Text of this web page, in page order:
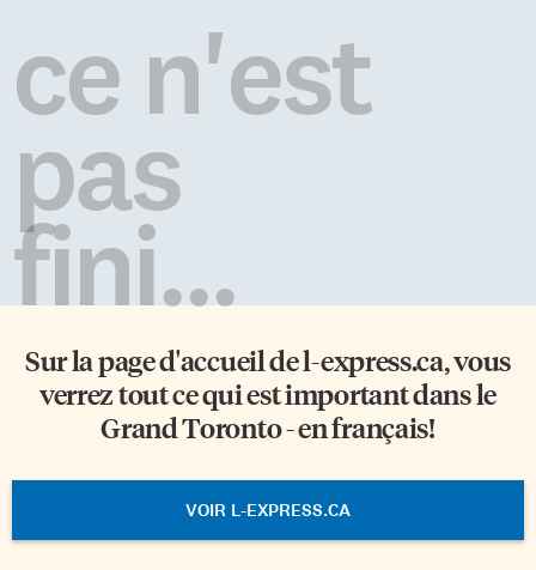
ce n'est
pas
fini...
Sur la page d'accueil del-express.ca, vous
verrez tout ce qui est important dans le
Grand Toronto - en français!
VOIR L-EXPRESS.CA